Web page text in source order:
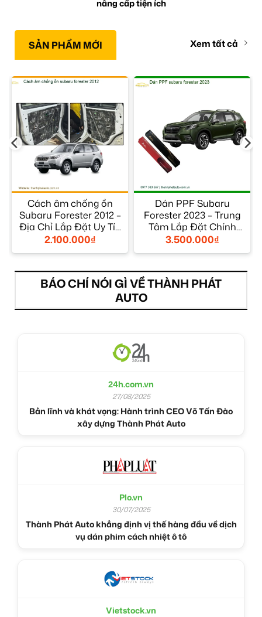
nâng cấp tiện ích
SẢN PHẨM MỚI Xem tất cả
Cách âm chống ồn
Subaru Forester 2012 –
Địa Chỉ Lắp Đặt Uy Tín
TPHCM
2.100.000₫
Dán PPF Subaru
Forester 2023 – Trung
Tâm Lắp Đặt Chính
Hãng Uy Tín TPHCM
3.500.000₫
BÁO CHÍ NÓI GÌ VỀ THÀNH PHÁT
AUTO
24h.com.vn
27/08/2025
Bản lĩnh và khát vọng: Hành trình CEO Võ Tấn Đào
xây dựng Thành Phát Auto
Plo.vn
30/07/2025
Thành Phát Auto khẳng định vị thế hàng đầu về dịch
vụ dán phim cách nhiệt ô tô
Vietstock.vn